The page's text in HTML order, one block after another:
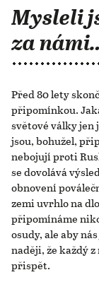
Mysleli
za
Před 80 lety
připomínkou.
světové války jen
jsou, bohužel,
nebojují proti
se dovolává
obnovení
zemi uvrhlo na
připomínáme
osudy, ale aby
naději, že každý z
přispět.